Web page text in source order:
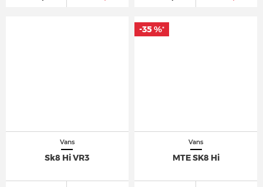
Vans
Sk8 Hi VR3
Vans
MTE SK8 Hi
-35 %*